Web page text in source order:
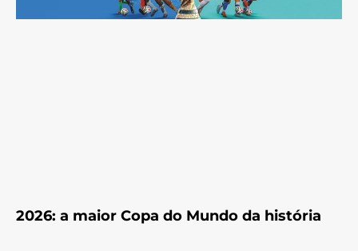
2026: a maior Copa do Mundo da história